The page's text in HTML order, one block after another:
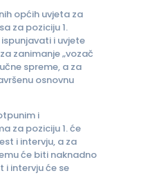
općih uvjeta za
za poziciju 1.
i uvjete
zanimanje „vozač
spreme, a za
osnovnu
i
za poziciju 1. će
i intervju, a za
će biti naknadno
i intervju će se